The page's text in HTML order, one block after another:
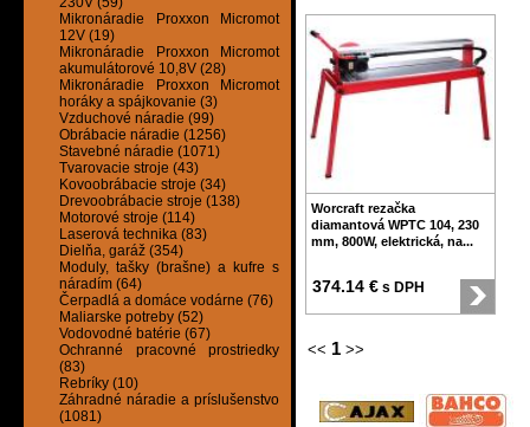
Mikronáradie Proxxon Micromot
12V (19)
Mikronáradie Proxxon Micromot
akumulátorové 10,8V (28)
Mikronáradie Proxxon Micromot
horáky a spájkovanie (3)
Vzduchové náradie (99)
Obrábacie náradie (1256)
Stavebné náradie (1071)
Tvarovacie stroje (43)
Kovoobrábacie stroje (34)
Drevoobrábacie stroje (138)
Motorové stroje (114)
Laserová technika (83)
Dielňa, garáž (354)
Moduly, tašky (brašne) a kufre s
náradím (64)
Čerpadlá a domáce vodárne (76)
Maliarske potreby (52)
Vodovodné batérie (67)
Ochranné pracovné prostriedky
(83)
Rebríky (10)
Záhradné náradie a príslušenstvo
(1081)
Worcraft rezačka
diamantová WPTC 104, 230
mm, 800W, elektrická, na...
374.14 € s DPH
<< 1 >>